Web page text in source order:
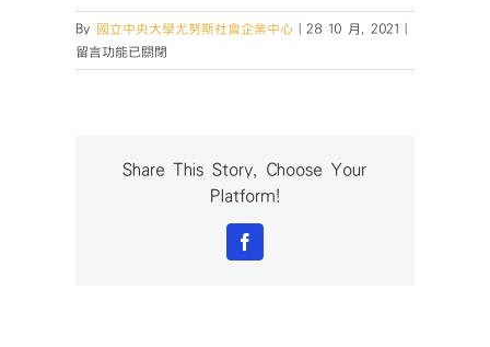
By 國立中央大學尤努斯社會企業中心 28 10 月, 2021
響
留言功能已關閉
Share This Story, Choose Your
Platform!
Facebook